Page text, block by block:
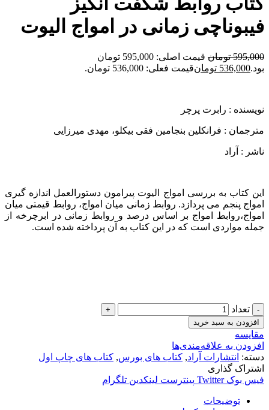
فیبوناچی زمانی در امواج الیوت
595,000 تومان
قیمت اصلی: 595,000 تومان
بود.536,000 تومانقیمت فعلی: 536,000 تومان.
نویسنده : رابرت پرچر
مترجمان : فرانکلین بنجامین فقی بیکلو، مهدی میرزایی
ناشر : آراد
این کتاب به بررسی امواج الیوت پیرامون دستورالعمل اندازه گیری
امواج پنجم می پردازد. روابط زمانی میان امواج، روابط قیمتی میان
امواج،روابط امواج بر اساس درصد و روابط زمانی در ابرچرخه از
جمله مواردی است که در این کتاب به آن پرداخته شده است‌.
تعداد
افزودن به سبد خرید
مقایسه
افزودن به علاقه‌مندی‌ها
دسته: انتشارات آراد, کتاب های بورس, کتاب های چاپ اول
اشتراک گذاری
فیس بوک Twitter پینترست لینکدین تلگرام
توضیحات